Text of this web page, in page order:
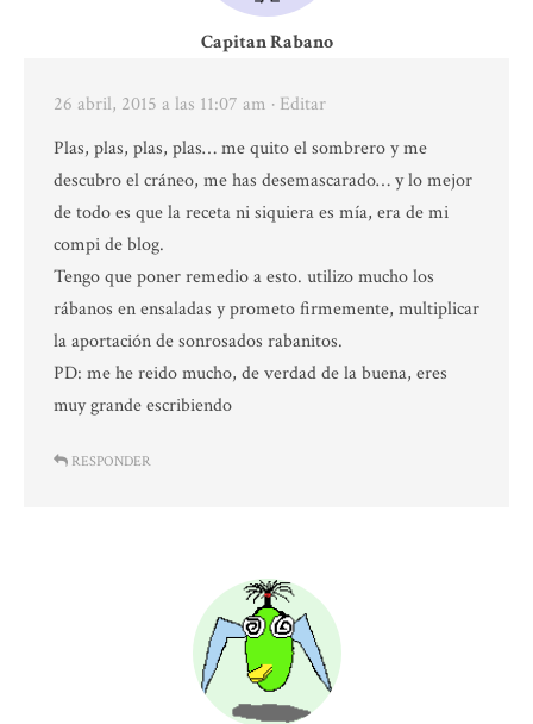
Capitan Rabano
26 abril, 2015 a las 11:07 am · Editar
Plas, plas, plas, plas… me quito el sombrero y me
descubro el cráneo, me has desemascarado… y lo mejor
de todo es que la receta ni siquiera es mía, era de mi
compi de blog.
Tengo que poner remedio a esto. utilizo mucho los
rábanos en ensaladas y prometo firmemente, multiplicar
la aportación de sonrosados rabanitos.
PD: me he reido mucho, de verdad de la buena, eres
muy grande escribiendo
RESPONDER